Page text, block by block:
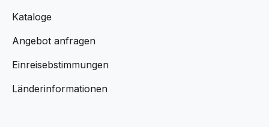
Kataloge
Angebot anfragen
Einreisebstimmungen
Länderinformationen